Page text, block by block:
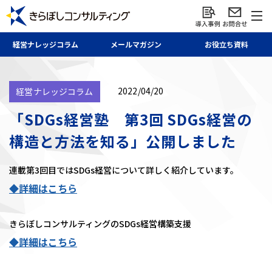
経営ナレッジコラム メールマガジン お役立ち資料
経営ナレッジコラム 2022/04/20
「SDGs経営塾 第3回 SDGs経営の
構造と方法を知る」公開しました
連載第3回目ではSDGs経営について詳しく紹介しています。
◆詳細はこちら
きらぼしコンサルティングのSDGs経営構築支援
◆詳細はこちら